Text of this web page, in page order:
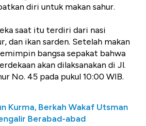
diri untuk makan sahur.
saat itu terdiri dari nasi
dan ikan sarden. Setelah makan
bangsa sepakat bahwa
akan dilaksanakan di Jl.
No. 45 pada pukul 10:00 WIB.
Kurma, Berkah Wakaf Utsman
Berabad-abad